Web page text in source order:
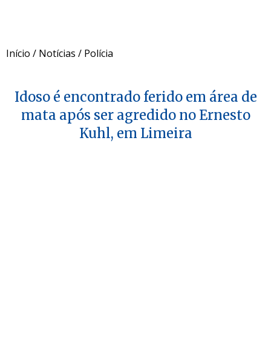
Início / Notícias / Polícia
Idoso é encontrado ferido em área de
mata após ser agredido no Ernesto
Kuhl, em Limeira